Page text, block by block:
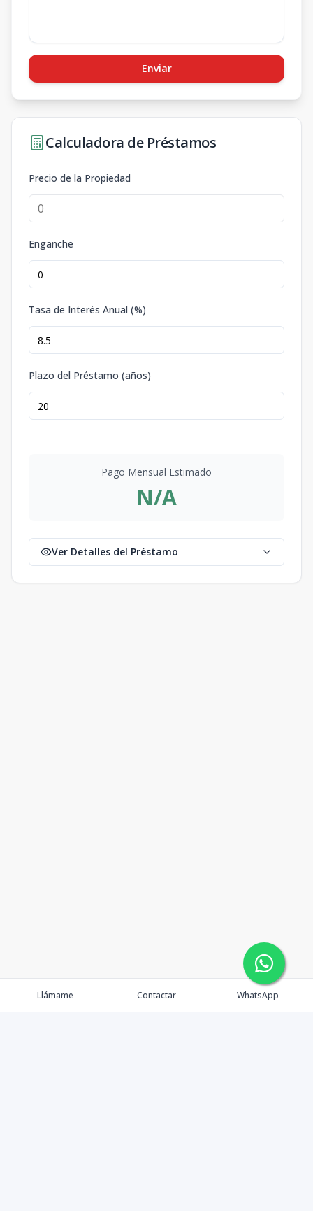
Enviar
Calculadora de Préstamos
Precio de la Propiedad
Enganche
Tasa de Interés Anual (%)
Plazo del Préstamo (años)
Pago Mensual Estimado
N/A
Ver Detalles del Préstamo
Llámame Contactar WhatsApp